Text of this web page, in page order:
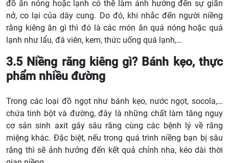
đồ ăn nóng hoặc lạnh có thể làm ảnh hưởng đến sự giãn
nở, co lại của dây cung. Do đó, khi nhắc đến người niềng
răng kiêng ăn gì thì đó là các món ăn quá nóng hoặc quá
lạnh như lẩu, đá viên, kem, thức uống quá lạnh,…
3.5 Niềng răng kiêng gì? Bánh kẹo, thực
phẩm nhiều đường
Trong các loại đồ ngọt như bánh kẹo, nước ngọt, socola,…
chứa tinh bột và đường, đây là những chất làm tăng nguy
cơ sản sinh axit gây sâu răng cùng các bệnh lý về răng
miệng khác. Đặc biệt, nếu trong quá trình niềng bạn bị sâu
răng thì sẽ ảnh hưởng đến kết quả chỉnh nha, kéo dài thời